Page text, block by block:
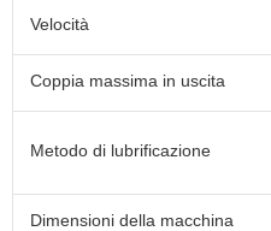
Velocità
Coppia massima in uscita
Metodo di lubrificazione
Dimensioni della macchina